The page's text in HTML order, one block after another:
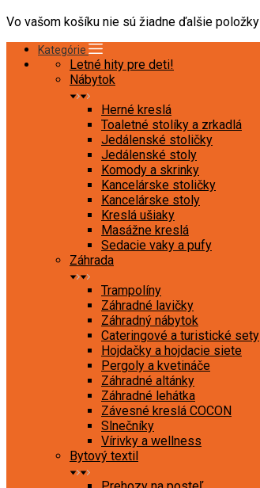
Vo vašom košíku nie sú žiadne ďalšie položky
Kategórie
Letné hity pre deti!
Nábytok
Herné kreslá
Toaletné stolíky a zrkadlá
Jedálenské stoličky
Jedálenské stoly
Komody a skrinky
Kancelárske stoličky
Kancelárske stoly
Kreslá ušiaky
Masážne kreslá
Sedacie vaky a pufy
Záhrada
Trampolíny
Záhradné lavičky
Záhradný nábytok
Cateringové a turistické sety
Hojdačky a hojdacie siete
Pergoly a kvetináče
Záhradné altánky
Záhradné lehátka
Závesné kreslá COCON
Slnečníky
Vírivky a wellness
Bytový textil